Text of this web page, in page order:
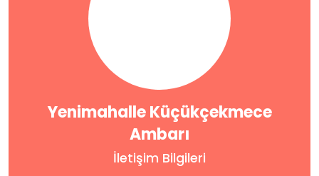
Yenimahalle Küçükçekmece
Ambarı
İletişim Bilgileri